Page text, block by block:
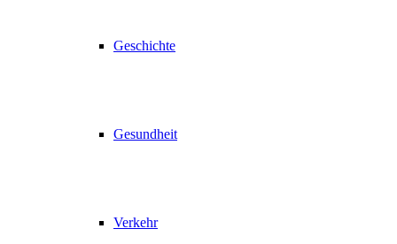
Geschichte
Gesundheit
Verkehr